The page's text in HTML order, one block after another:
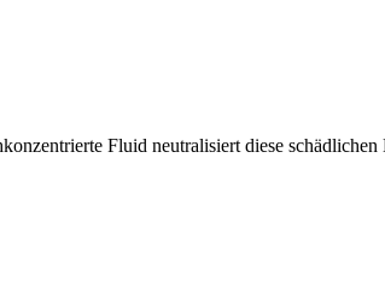
Fluid neutralisiert diese